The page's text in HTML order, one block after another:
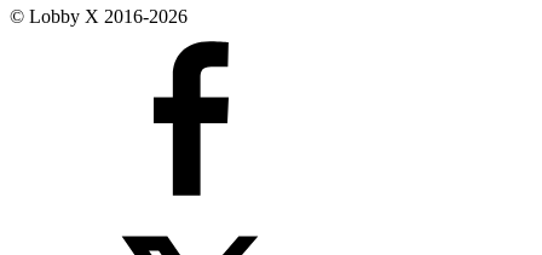
© Lobby X 2016-2026